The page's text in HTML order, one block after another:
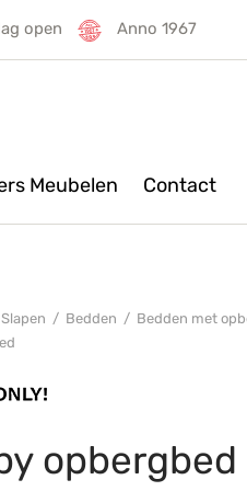
open Anno 1967
Meubelen Contact
Slapen / Bedden / Bedden met
opbergbed